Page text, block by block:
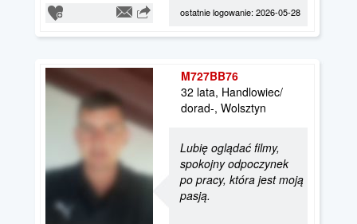
ostatnie logowanie: 2026-05-28
M727BB76
32 lata, Handlowiec/
dorad-, Wolsztyn
Lubię oglądać filmy,
spokojny odpoczynek
po pracy, która jest moją
pasją.